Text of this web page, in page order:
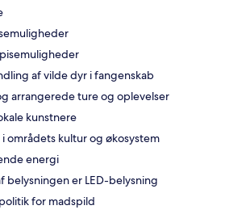
af vilde dyr i fangenskab
arrangerede ture og oplevelser
kunstnere
områdets kultur og økosystem
energi
belysningen er LED-belysning
for madspild